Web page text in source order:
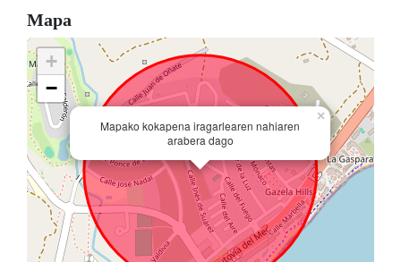
Mapa
Mapako kokapena iragarlearen nahiaren
arabera dago
×
+
−